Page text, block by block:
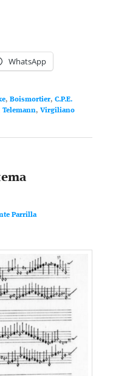
WhatsApp
,Boismortier,C.P.E.
Telemann,Virgiliano
Parrilla